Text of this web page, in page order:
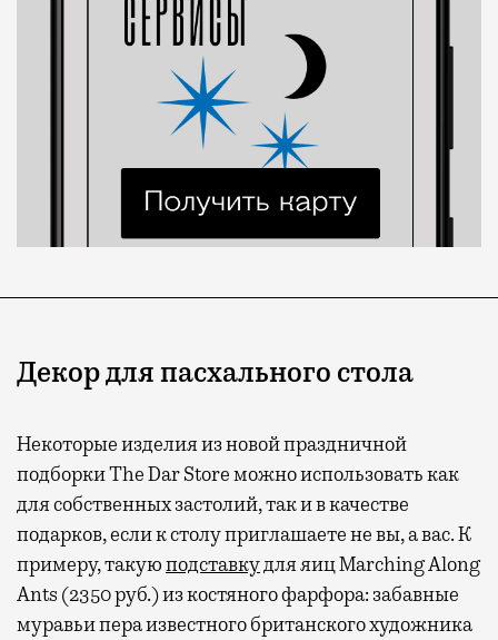
Декор для пасхального стола
Некоторые изделия из новой праздничной
подборки The Dar Store можно использовать как
для собственных застолий, так и в качестве
подарков, если к столу приглашаете не вы, а вас. К
примеру, такуюподставкудля яиц Marching Along
Ants (2350 руб.) из костяного фарфора: забавные
муравьи пера известного британского художника